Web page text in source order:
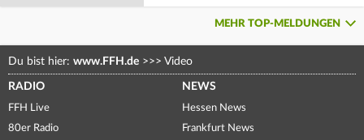
MEHR TOP-MELDUNGEN
Du bist hier: www.FFH.de >>> Video
RADIO
FFH Live
80er Radio
NEWS
Hessen News
Frankfurt News